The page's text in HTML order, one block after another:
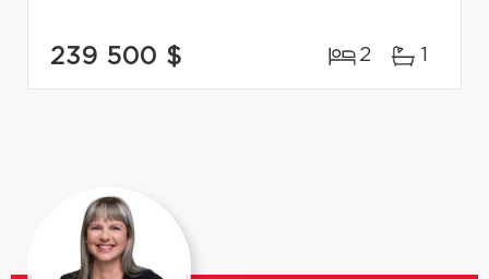
239 500 $ 2 1